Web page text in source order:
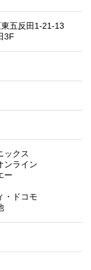
五反田1-21-13
3F
ックス
ンライン
ー
・ドコモ